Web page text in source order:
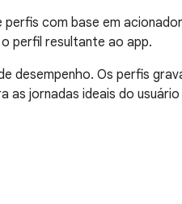
com base em
perfil resultante ao app.
desempenho. Os perfis
jornadas ideais do